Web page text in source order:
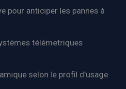
pour anticiper les pannes à
télémetriques
selon le profil d’usage